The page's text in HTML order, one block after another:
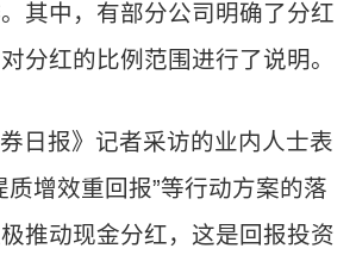
其中，有部分公司明确了分红
分红的比例范围进行了说明。
日报》记者采访的业内人士表
质增效重回报”等行动方案的落
推动现金分红，这是回报投资